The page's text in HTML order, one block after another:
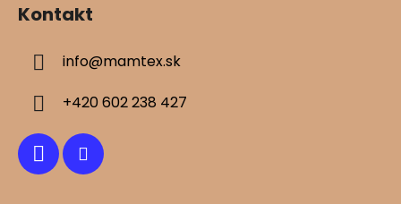
Kontakt
info@mamtex.sk
+420 602 238 427